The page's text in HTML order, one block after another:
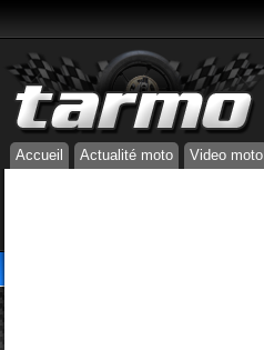
Accueil Actualité moto Video moto